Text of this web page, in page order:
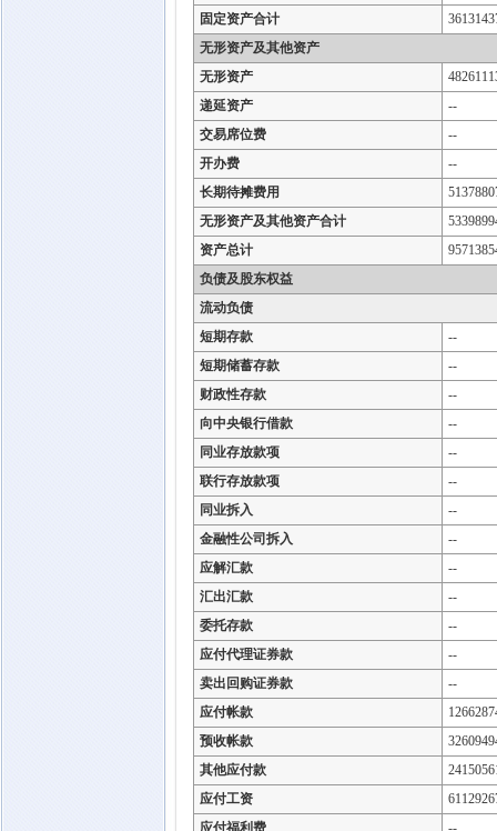
固定资产合计
无形资产及其他资产
无形资产
递延资产
--
交易席位费
--
开办费
--
长期待摊费用
无形资产及其他资产合计
资产总计
负债及股东权益
流动负债
短期存款
--
短期储蓄存款
--
财政性存款
--
向中央银行借款
--
同业存放款项
--
联行存放款项
--
同业拆入
--
金融性公司拆入
--
应解汇款
--
汇出汇款
--
委托存款
--
应付代理证券款
--
卖出回购证券款
--
应付帐款
预收帐款
其他应付款
应付工资
应付福利费
--